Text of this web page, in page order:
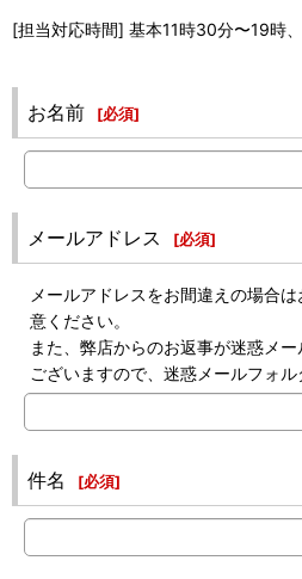
[担当対応時間] 基本11時30分〜19時
お名前 [必須]
メールアドレス [必須]
メールアドレスをお間違えの場合
意ください。
また、弊店からのお返事が迷惑メ
ございますので、迷惑メールフォル
件名 [必須]